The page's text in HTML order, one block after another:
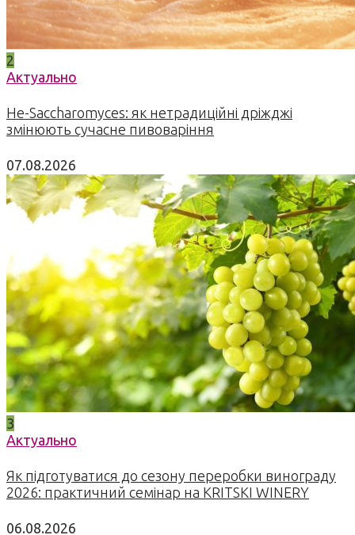
2
Актуально
Не-Saccharomyces: як нетрадиційні дріжджі
змінюють сучасне пивоваріння
07.08.2026
3
Актуально
Як підготуватися до сезону переробки винограду
2026: практичний семінар на KRITSKI WINERY
06.08.2026